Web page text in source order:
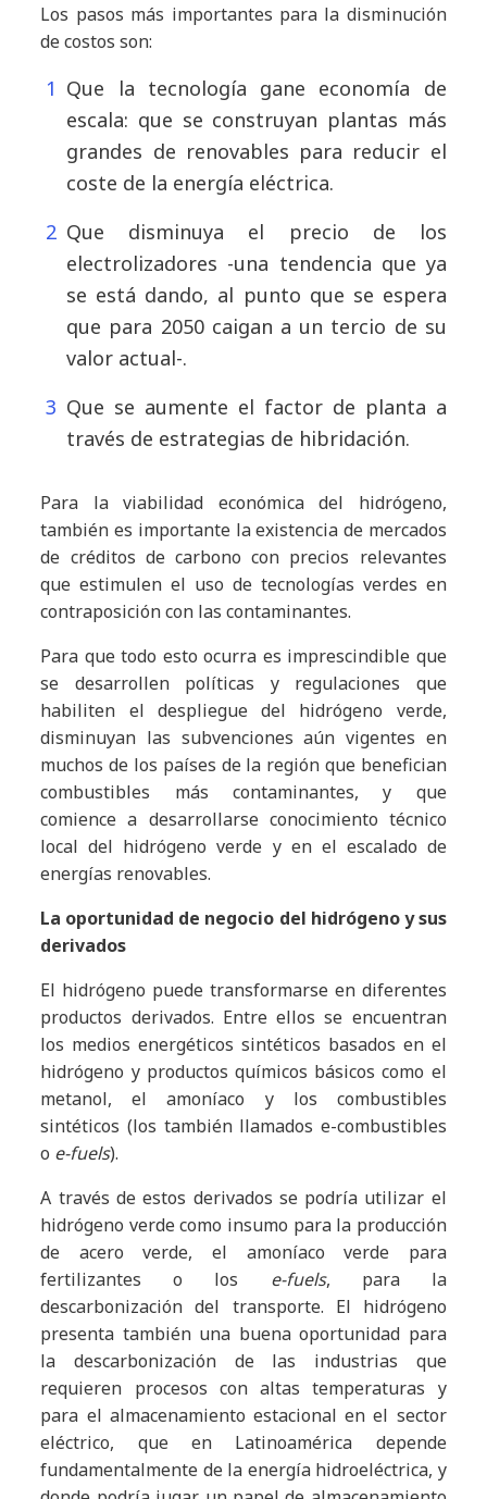
Los pasos más importantes para la disminución
de costos son:
Que la tecnología gane economía de
escala: que se construyan plantas más
grandes de renovables para reducir el
coste de la energía eléctrica.
Que disminuya el precio de los
electrolizadores -una tendencia que ya
se está dando, al punto que se espera
que para 2050 caigan a un tercio de su
valor actual-.
Que se aumente el factor de planta a
través de estrategias de hibridación.
Para la viabilidad económica del hidrógeno,
también es importante la existencia de mercados
de créditos de carbono con precios relevantes
que estimulen el uso de tecnologías verdes en
contraposición con las contaminantes.
Para que todo esto ocurra es imprescindible que
se desarrollen políticas y regulaciones que
habiliten el despliegue del hidrógeno verde,
disminuyan las subvenciones aún vigentes en
muchos de los países de la región que benefician
combustibles más contaminantes, y que
comience a desarrollarse conocimiento técnico
local del hidrógeno verde y en el escalado de
energías renovables.
La oportunidad de negocio del hidrógeno y sus
derivados
El hidrógeno puede transformarse en diferentes
productos derivados. Entre ellos se encuentran
los medios energéticos sintéticos basados en el
hidrógeno y productos químicos básicos como el
metanol, el amoníaco y los combustibles
sintéticos (los también llamados e-combustibles
o e-fuels).
A través de estos derivados se podría utilizar el
hidrógeno verde como insumo para la producción
de acero verde, el amoníaco verde para
fertilizantes o los e-fuels, para la
descarbonización del transporte. El hidrógeno
presenta también una buena oportunidad para
la descarbonización de las industrias que
requieren procesos con altas temperaturas y
para el almacenamiento estacional en el sector
eléctrico, que en Latinoamérica depende
fundamentalmente de la energía hidroeléctrica, y